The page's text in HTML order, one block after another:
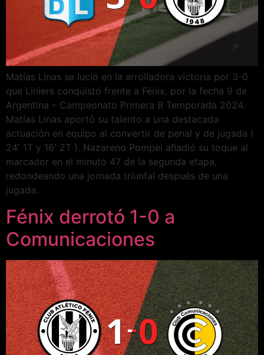
Matías Linas se lució en la arrolladora victoria por 3-0
que Liniers conquistó frente a Fénix, por la fecha 9 de
Argentina – Campeonato Primera B Temporada 2024.
Matías Linas aportó su talento a una destacada
actuación en equipo al convertir de penal y de jugada (
24′ 1T y 16′ 2T ). Nazareno Pompei añadió su toque al
marcador en el minuto 47 de la segunda etapa,
redondeando una jornada triunfal después de una
jugada.
Fénix derrotó 1-0 a
Comunicaciones